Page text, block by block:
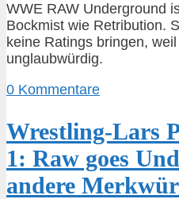
WWE RAW Underground
Bockmist wie Retribution.
keine Ratings bringen,
unglaubwürdig.
0 Kommentare
Wrestling-Lars
1: Raw goes
andere